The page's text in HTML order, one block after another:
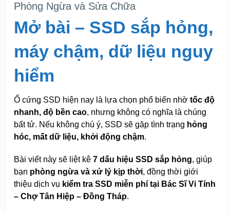
Phòng Ngừa và Sửa Chữa
Mở bài – SSD sắp hỏng,
máy chậm, dữ liệu nguy
hiểm
Ổ cứng SSD hiện nay là lựa chọn phổ biến nhờ tốc độ
nhanh, độ bền cao, nhưng không có nghĩa là chúng
bất tử. Nếu không chú ý, SSD sẽ gặp tình trạng hỏng
hóc, mất dữ liệu, khởi động chậm.
Bài viết này sẽ liệt kê 7 dấu hiệu SSD sắp hỏng, giúp
bạn phòng ngừa và xử lý kịp thời, đồng thời giới
thiệu dịch vụ kiểm tra SSD miễn phí tại Bác Sĩ Vi Tính
– Chợ Tân Hiệp – Đồng Tháp.